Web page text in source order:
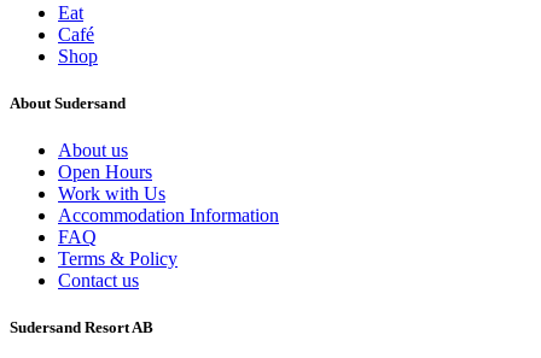
Eat
Café
Shop
About Sudersand
About us
Open Hours
Work with Us
Accommodation Information
FAQ
Terms & Policy
Contact us
Sudersand Resort AB